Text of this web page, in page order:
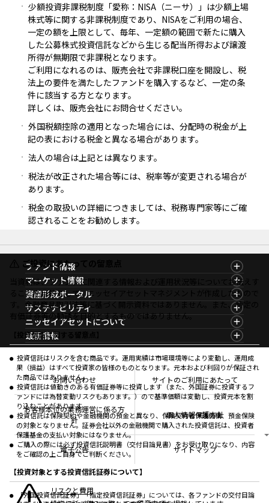
少額投資非課税制度「愛称：NISA（ニーサ）」は少額上場
株式等に関する非課税制度であり、NISAをご利用の場合、
一定の額を上限として、毎年、一定額の範囲で新たに購入
した公募株式投資信託などから生じる配当所得および譲渡
所得が無期限で非課税となります。
ご利用になれるのは、販売会社で非課税口座を開設し、税
法上の要件を満たしたファンドを購入するなど、一定の条
件に該当する方となります。
詳しくは、販売会社にお問合せください。
外国税額控除の適用となった場合には、分配時の税金が上
記の表における税金と異なる場合があります。
法人の場合は上記とは異なります。
税法が改正された場合等には、税率等が変更される場合が
あります。
税金の取扱いの詳細につきましては、税務専門家等にご確
認されることをお勧めします。
ご投資にあたっての留意点
当資料は、ファンドに関連する情報および運用状況等についてお伝えす
ることを目的として、ニッセイアセットマネジメントが作成したもので
す。金融商品取引法等に基づく開示資料ではありません。また、特定の
有価証券等の勧誘を目的とするものではありません。
【投資信託に関する留意点】
投資信託はリスクを含む商品です。運用実績は市場環境等により変動し、運用成
果（損益）はすべて投資家の皆様のものとなります。元本および利回りが保証され
た商品ではありません。
投資信託は値動きのある有価証券等に投資します（また、外国証券に投資するフ
ァンドには為替変動リスクもあります。）ので基準価額は変動し、投資元本を割
り込むことがあります。
投資信託は保険契約や金融機関の預金と異なり、保険契約者保護機構、預金保険
の対象となりません。証券会社以外の金融機関で購入された投資信託は、投資者
保護基金の支払い対象にはなりません。
ご購入の際には必ず投資信託説明書（交付目論見書）をお受け取りになり、内容
をご確認の上ご自身でご判断ください。
【投資対象とする投資信託証券について】
「外国投資信託証券」「指定投資信託証券」については、各ファンドの交付目論
ファンド情報
ファンド情報TOP
基準価額一覧
ファンド検索
ファンド比較
決算カレンダー
海外休日カレンダー
投資信託新商品のご案内
投資信託償還商品のご案内
ちょこっと3分！ファンドシアター
有価証券届出書の効力の発生の有無について
こだわりのインデックスファンド 購入・換金手数料
なしシリーズ
確定拠出年金について
マーケット情報
マーケット情報TOP
マーケット指数
マーケットレポート
コラム
ファンドレポート
資産形成ポータル
資産形成ポータルTOP
資産形成サービス
Nダイレクト
Goal Navi
資産形成サポート
NAMシティ
お問い合わせ
よくあるご質問
投資の教室
サステナビリティ
サステナビリティTOP
サステナビリティ経営
サステナブル投資
ニッセイアセットについて
ニッセイアセットについてTOP
会社情報
プレスリリース
受賞歴
方針・その他開示情報
採用情報
公式キャラクターのご紹介
最新情報
マーケットニュース
商品ニュース
おしらせ
メディアお問い合わせ サイトのご利用にあたって
お客様本位の業務運営に係る方
針
個人情報保護方針
電子公告 サイトマップ
リスクと費用